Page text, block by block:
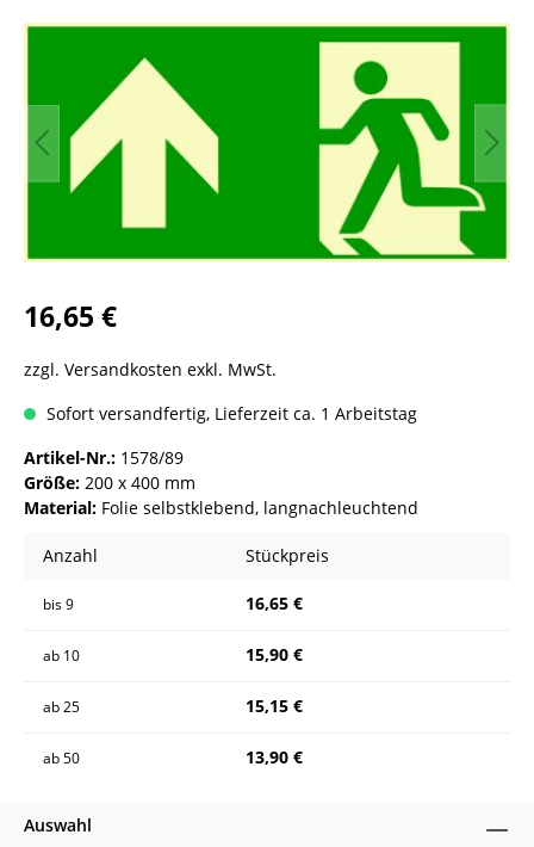
16,65 €
zzgl. Versandkosten exkl. MwSt.
Sofort versandfertig, Lieferzeit ca. 1 Arbeitstag
Artikel-Nr.: 1578/89
Größe: 200 x 400 mm
Material: Folie selbstklebend, langnachleuchtend
Anzahl Stückpreis
bis9 16,65 €
ab 10 15,90 €
ab25 15,15 €
ab50 13,90 €
Auswahl